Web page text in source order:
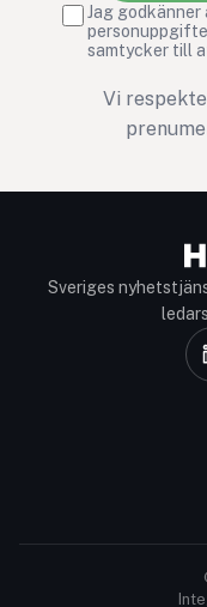
Jag
samtycker till
Vi
Sveriges